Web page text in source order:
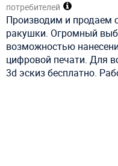
потребителей
Производим и продаем
ракушки. Огромный
возможностью
цифровой печати. Для
3d эскиз бесплатно.